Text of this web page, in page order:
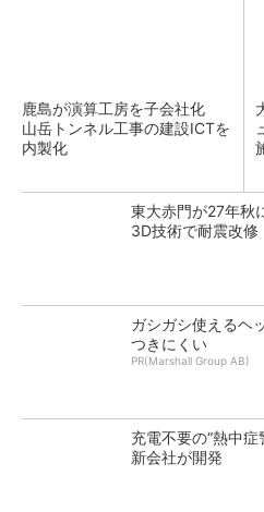
鹿島が演算工房を子会社化
山岳トンネル工事の建設ICTを
内製化
東大赤門が27年秋
3D技術で耐震改修
ガシガシ使えるヘ
つきにくい
PR(Marshall Group AB)
充電不要の“熱中
新会社が開発